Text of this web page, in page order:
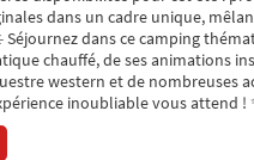
dans un cadre unique,
dans ce camping
chauffé, de ses animations
western et de nombreuses
inoubliable vous attend !